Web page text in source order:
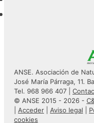
ANSE. Asociación de
José María Párraga, 11.
Tel. 968 966 407 |
© ANSE 2015 - 2026 -
Acceder Aviso legal
cookies